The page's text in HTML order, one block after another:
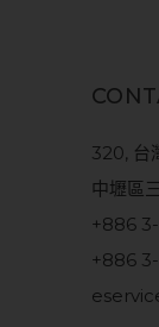
320, 台
中壢區
+886
+886